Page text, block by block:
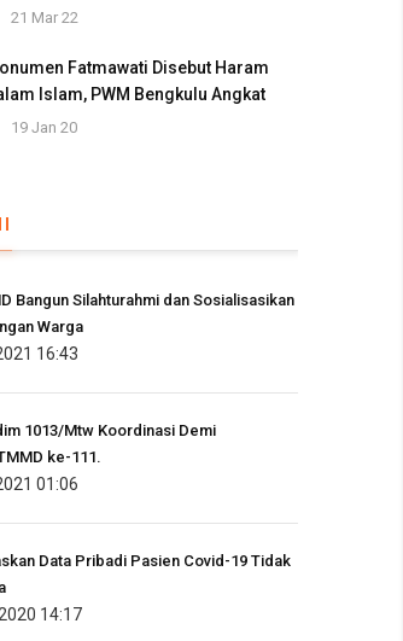
21 Mar 22
Fatmawati Disebut Haram
Islam, PWM Bengkulu Angkat
19 Jan 20
Bangun Silahturahmi dan Sosialisasikan
Warga
16:43
1013/Mtw Koordinasi Demi
ke-111.
01:06
Data Pribadi Pasien Covid-19 Tidak
14:17